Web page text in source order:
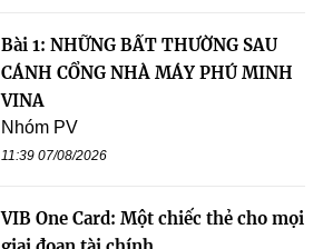
Bài 1: NHỮNG BẤT THƯỜNG SAU
CÁNH CỔNG NHÀ MÁY PHÚ MINH
VINA
Nhóm PV
11:39 07/08/2026
VIB One Card: Một chiếc thẻ cho mọi